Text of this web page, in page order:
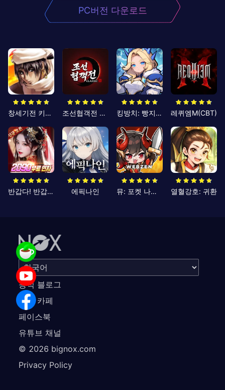
PC버전 다운로드
창세기전 키우기 조선협객전 클래식 킹방치: 빵지의 제왕 레퀴엠M(CBT)
반갑다! 반갑삼국지 에픽나인 뮤: 포켓 나이츠 열혈강호: 귀환
공식 블로그
공식 카페
페이스북
유튜브 채널
© 2026 bignox.com
Privacy Policy